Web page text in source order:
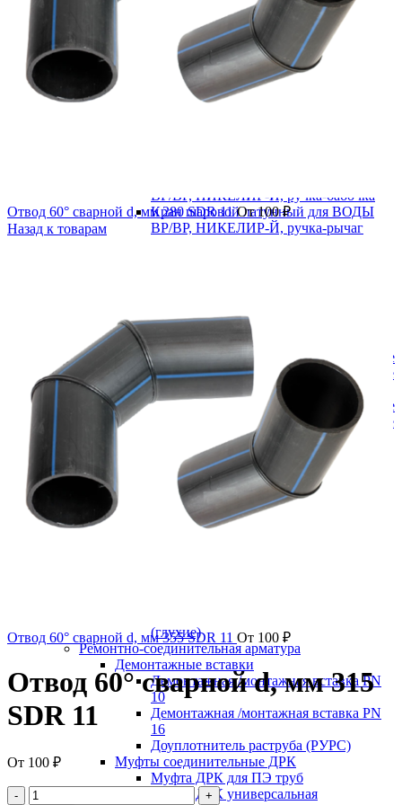
В категории
Водоснабжение
Запорная арматура
ВР/ВР, НИКЕЛИР-Й, ручка-бабочка
Кран шаровой латунный для ВОДЫ
ВР/ВР, НИКЕЛИР-Й, ручка-рычаг
Муфтовые
Под приварку
Краны шаровые полнопроходные
Краны шаровые редуцированные
Фланцевые
Краны шаровые полнопроходные
Краны шаровые редуцированные
Подставки пожарные
Пожарная подставка двойная
фланцевая ру10
Пожарная подставка крестовая
(глухие)
Ремонтно-соединительная арматура
Демонтажные вставки
Демонтажная /монтажная вставка PN
10
Демонтажная /монтажная вставка PN
16
Доуплотнитель раструба (РУРС)
Муфты соединительные ДРК
Муфта ДРК для ПЭ труб
Муфта ДРК универсальная
Отвод 60° сварной d, мм 280 SDR 11От100₽
Назад к товарам
Отвод 60° сварной d, мм 355 SDR 11 От 100 ₽
Отвод 60° сварной d, мм 315
SDR 11
От 100 ₽